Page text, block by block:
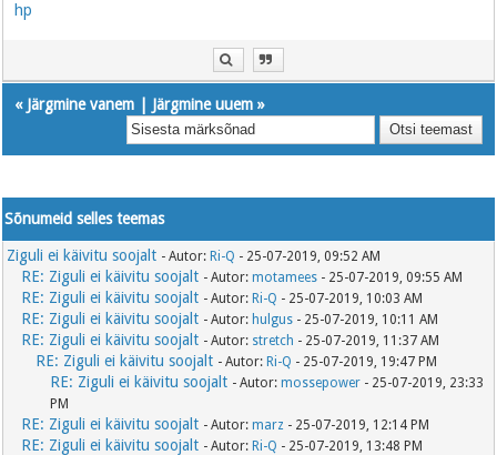
hp
« Järgmine vanem Järgmine uuem »
Sõnumeid selles teemas
Ziguli ei käivitu soojalt - Autor: Ri-Q - 25-07-2019, 09:52 AM
RE: Ziguli ei käivitu soojalt - Autor:motamees - 25-07-2019, 09:55 AM
RE: Ziguli ei käivitu soojalt - Autor: Ri-Q - 25-07-2019, 10:03 AM
RE: Ziguli ei käivitu soojalt - Autor: hulgus - 25-07-2019, 10:11 AM
RE: Ziguli ei käivitu soojalt - Autor: stretch - 25-07-2019, 11:37 AM
RE: Ziguli ei käivitu soojalt - Autor: Ri-Q - 25-07-2019, 19:47 PM
RE: Ziguli ei käivitu soojalt - Autor:mossepower - 25-07-2019, 23:33
PM
RE: Ziguli ei käivitu soojalt - Autor:marz - 25-07-2019, 12:14 PM
RE: Ziguli ei käivitu soojalt - Autor: Ri-Q - 25-07-2019, 13:48 PM